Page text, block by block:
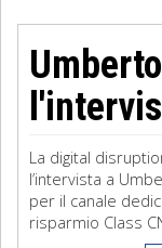
La digital
l’intervista a
per il canale
risparmio Class